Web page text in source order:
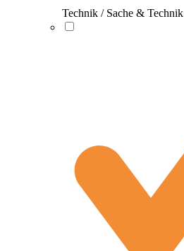
Technik / Sache & Technik